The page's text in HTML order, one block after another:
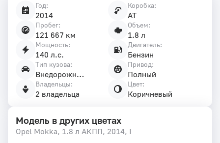
Год:
2014
Коробка:
AT
Пробег:
121 667 км
Объем:
1.8 л
Мощность:
140 л.с.
Двигатель:
Бензин
Тип кузова:
Внедорожник 5 дв.
Привод:
Полный
Владельцы:
2 владельца
Цвет:
Коричневый
Модель в других цветах
Opel Mokka, 1.8 л АКПП, 2014, I